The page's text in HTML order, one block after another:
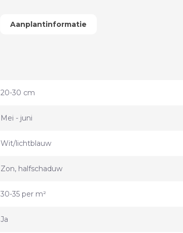
Aanplantinformatie
20-30 cm
Mei - juni
Wit/lichtblauw
Zon, halfschaduw
30-35 per m²
Ja